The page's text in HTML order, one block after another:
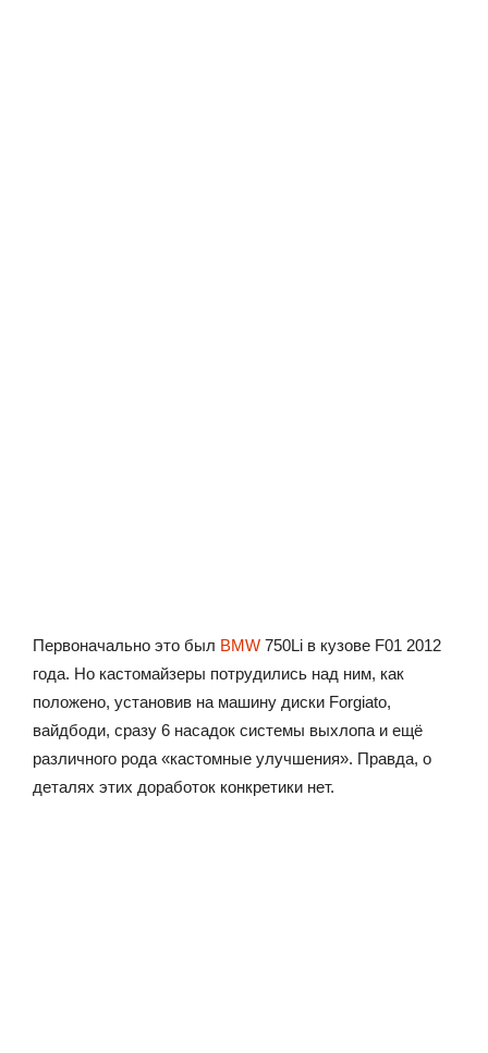
Первоначально это был BMW 750Li в кузове F01 2012
года. Но кастомайзеры потрудились над ним, как
положено, установив на машину диски Forgiato,
вайдбоди, сразу 6 насадок системы выхлопа и ещё
различного рода «кастомные улучшения». Правда, о
деталях этих доработок конкретики нет.